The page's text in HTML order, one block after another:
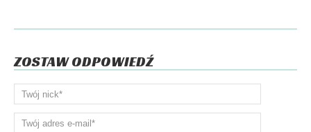
ZOSTAW ODPOWIEDŹ